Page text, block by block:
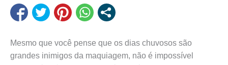
Mesmo que você pense que os dias chuvosos são
grandes inimigos da maquiagem, não é impossível